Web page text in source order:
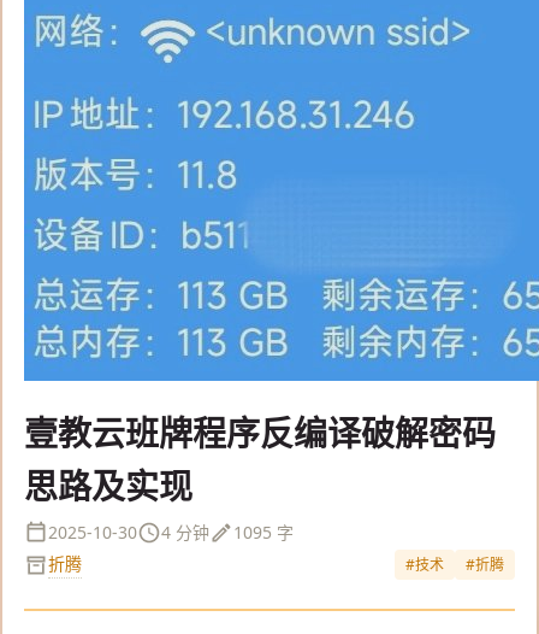
壹教云班牌程序反编译破解密码
思路及实现
2025-10-30 4 分钟
1095 字
折腾
#技术 #折腾